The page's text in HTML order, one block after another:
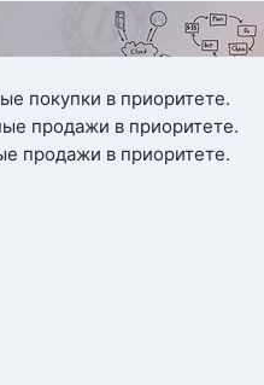
покупки в приоритете.
продажи в приоритете.
продажи в приоритете.